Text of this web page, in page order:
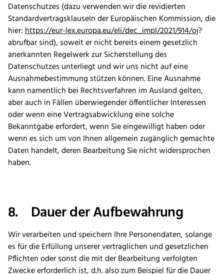
Datenschutzes (dazu verwenden wir die revidierten
Standardvertragsklauseln der Europäischen Kommission, die
hier:https://eur-lex.europa.eu/eli/dec_impl/2021/914/oj?
abrufbar sind), soweit er nicht bereits einem gesetzlich
anerkannten Regelwerk zur Sicherstellung des
Datenschutzes unterliegt und wir uns nicht auf eine
Ausnahmebestimmung stützen können. Eine Ausnahme
kann namentlich bei Rechtsverfahren im Ausland gelten,
aber auch in Fällen überwiegender öffentlicher Interessen
oder wenn eine Vertragsabwicklung eine solche
Bekanntgabe erfordert, wenn Sie eingewilligt haben oder
wenn es sich um von Ihnen allgemein zugänglich gemachte
Daten handelt, deren Bearbeitung Sie nicht widersprochen
haben.
8. Dauer der Aufbewahrung
Wir verarbeiten und speichern Ihre Personendaten, solange
es für die Erfüllung unserer vertraglichen und gesetzlichen
Pflichten oder sonst die mit der Bearbeitung verfolgten
Zwecke erforderlich ist, d.h. also zum Beispiel für die Dauer